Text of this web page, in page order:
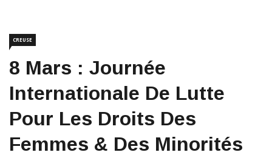
CREUSE
8 Mars : Journée
Internationale De Lutte
Pour Les Droits Des
Femmes & Des Minorités